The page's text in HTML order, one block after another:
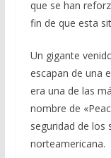
que se han
fin de que esta
Un gigante
escapan de una
era una de las
nombre de
seguridad de los
norteamericana.